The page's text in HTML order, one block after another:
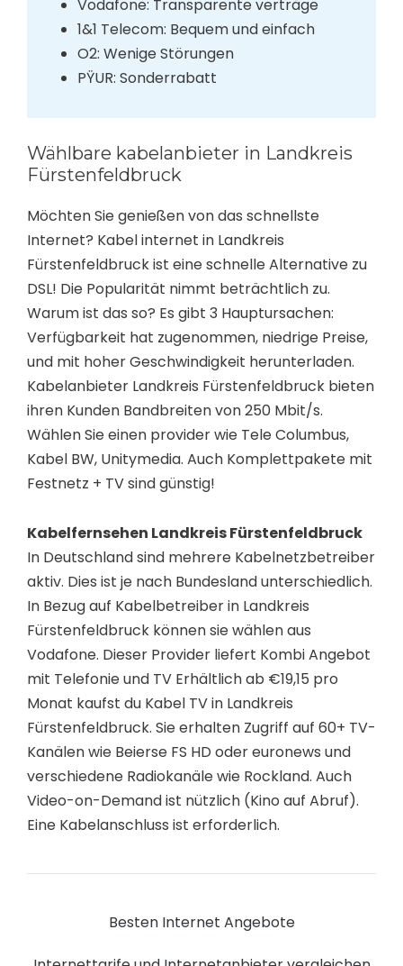
Vodafone: Transparente verträge
1&1 Telecom: Bequem und einfach
O2: Wenige Störungen
PŸUR: Sonderrabatt
Wählbare kabelanbieter in Landkreis
Fürstenfeldbruck
Möchten Sie genießen von das schnellste
Internet? Kabel internet in Landkreis
Fürstenfeldbruck ist eine schnelle Alternative zu
DSL! Die Popularität nimmt beträchtlich zu.
Warum ist das so? Es gibt 3 Hauptursachen:
Verfügbarkeit hat zugenommen, niedrige Preise,
und mit hoher Geschwindigkeit herunterladen.
Kabelanbieter Landkreis Fürstenfeldbruck bieten
ihren Kunden Bandbreiten von 250 Mbit/s.
Wählen Sie einen provider wie Tele Columbus,
Kabel BW, Unitymedia. Auch Komplettpakete mit
Festnetz + TV sind günstig!
Kabelfernsehen Landkreis Fürstenfeldbruck
In Deutschland sind mehrere Kabelnetzbetreiber
aktiv. Dies ist je nach Bundesland unterschiedlich.
In Bezug auf Kabelbetreiber in Landkreis
Fürstenfeldbruck können sie wählen aus
Vodafone. Dieser Provider liefert Kombi Angebot
mit Telefonie und TV Erhältlich ab €19,15 pro
Monat kaufst du Kabel TV in Landkreis
Fürstenfeldbruck. Sie erhalten Zugriff auf 60+ TV-
Kanälen wie Beierse FS HD oder euronews und
verschiedene Radiokanäle wie Rockland. Auch
Video-on-Demand ist nützlich (Kino auf Abruf).
Eine Kabelanschluss ist erforderlich.
Besten Internet Angebote